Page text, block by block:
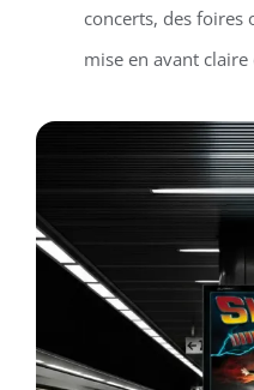
concerts, des foires
mise en avant